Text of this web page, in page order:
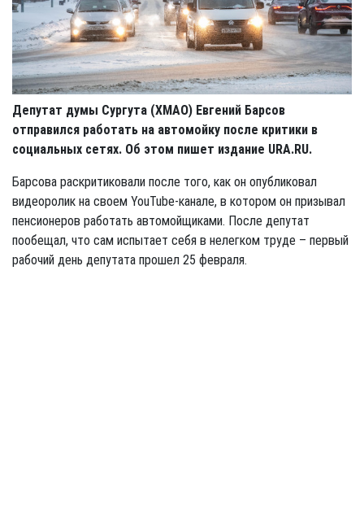
Депутат думы Сургута (ХМАО) Евгений Барсов
отправился работать на автомойку после критики в
социальных сетях. Об этом пишет издание URA.RU.
Барсова раскритиковали после того, как он опубликовал
видеоролик на своем YouTube-канале, в котором он призывал
пенсионеров работать автомойщиками. После депутат
пообещал, что сам испытает себя в нелегком труде – первый
рабочий день депутата прошел 25 февраля.